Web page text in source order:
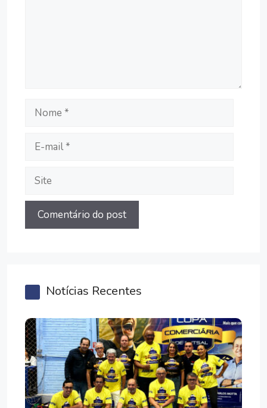
Nome
mail
Site
Notícias Recentes